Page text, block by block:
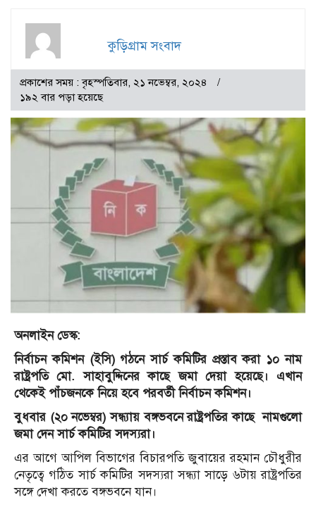
কুড়িগ্রাম সংবাদ
প্রকাশের সময় : বৃহস্পতিবার, ২১ নভেম্বর, ২০২৪
১৯২ বার পড়া হয়েছে
অনলাইন ডেস্ক:
নির্বাচন কমিশন (ইসি) গঠনে সার্চ কমিটির প্রস্তাব করা ১০ নাম
রাষ্ট্রপতি মো. সাহাবুদ্দিনের কাছে জমা দেয়া হয়েছে। এখান
থেকেই পাঁচজনকে নিয়ে হবে পরবর্তী নির্বাচন কমিশন।
বুধবার (২০ নভেম্বর) সন্ধ্যায় বঙ্গভবনে রাষ্ট্রপতির কাছে নামগুলো
জমা দেন সার্চ কমিটির সদস্যরা।
এর আগে আপিল বিভাগের বিচারপতি জুবায়ের রহমান চৌধুরীর
নেতৃত্বে গঠিত সার্চ কমিটির সদস্যরা সন্ধ্যা সাড়ে ৬টায় রাষ্ট্রপতির
সঙ্গে দেখা করতে বঙ্গভবনে যান।